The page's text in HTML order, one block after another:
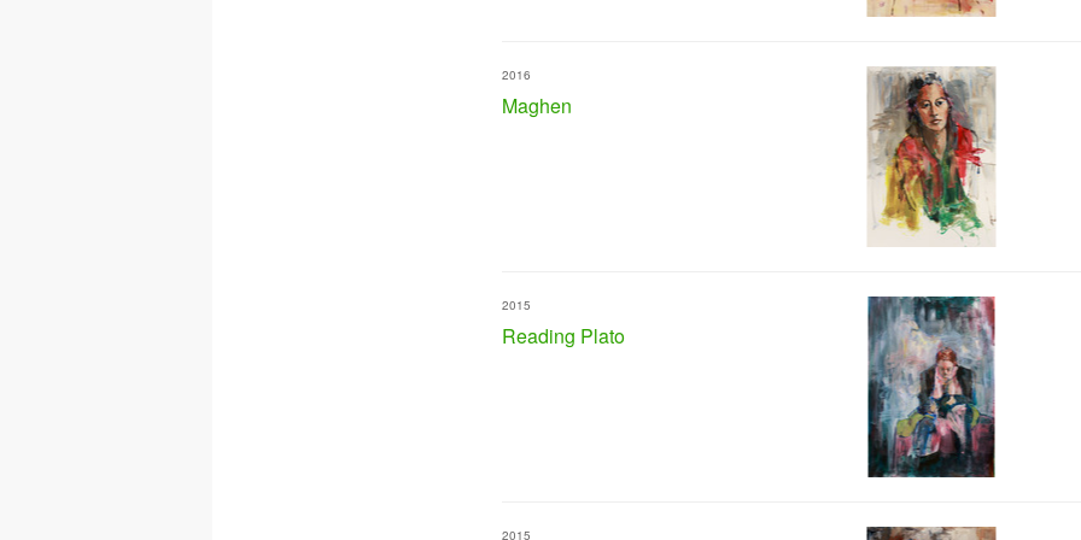
Maghen
2016
Reading Plato
2015
2015